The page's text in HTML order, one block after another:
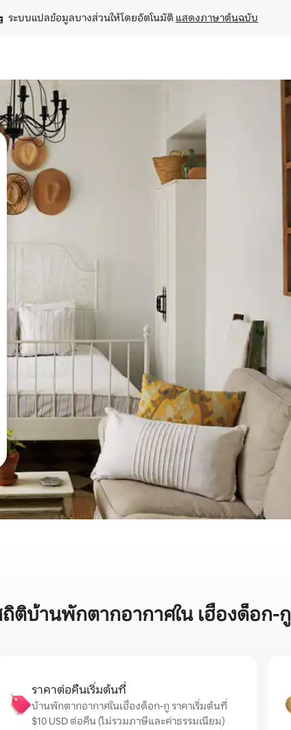
ระบบแปลข้อมูลบางส่วนให้โดยอัตโนมัติ แสดงภาษาต้นฉบับ
ติบ้านพักตากอากาศใน เฮืองด็อก-กู
ราคาต่อคืนเริ่มต้นที่
บ้านพักตากอากาศในเฮืองด็อก-กู ราคาเริ่มต้นที่
$10 USD ต่อคืน (ไม่รวมภาษีและค่าธรรมเนียม)